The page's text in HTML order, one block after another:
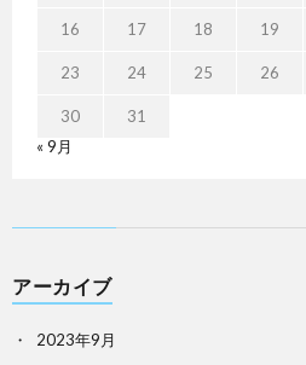
16 17 18 19
23 24 25 26
30
31
« 9月
アーカイブ
2023年9月